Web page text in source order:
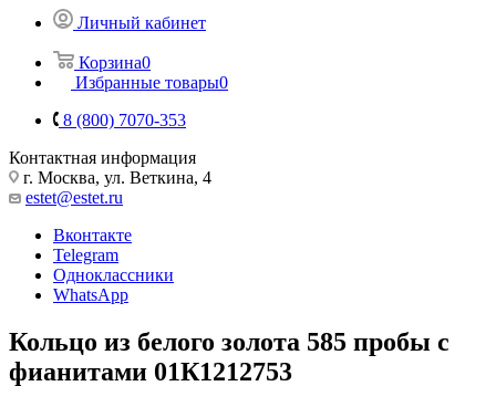
Личный кабинет
Корзина0
Избранные товары0
8 (800) 7070-353
Контактная информация
г. Москва, ул. Веткина, 4
estet@estet.ru
Вконтакте
Telegram
Одноклассники
WhatsApp
Кольцо из белого золота 585 пробы с
фианитами 01К1212753